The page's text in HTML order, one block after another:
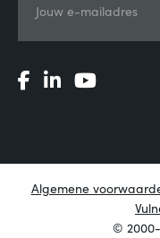
Jouw e-mailadres
Algemene
©